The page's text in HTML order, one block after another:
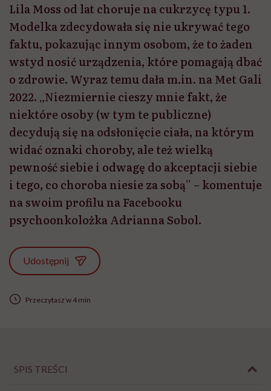
Lila Moss od lat choruje na cukrzycę typu 1.
Modelka zdecydowała się nie ukrywać tego
faktu, pokazując innym osobom, że to żaden
wstyd nosić urządzenia, które pomagają dbać
o zdrowie. Wyraz temu dała m.in. na Met Gali
2022. „Niezmiernie cieszy mnie fakt, że
niektóre osoby (w tym te publiczne)
decydują się na odsłonięcie ciała, na którym
widać oznaki choroby, ale też wielką
pewność siebie i odwagę do akceptacji siebie
i tego, co choroba niesie za sobą” – komentuje
na swoim profilu na Facebooku
psychoonkolożka Adrianna Sobol.
Udostępnij
Przeczytasz w 4 min
SPIS TREŚCI